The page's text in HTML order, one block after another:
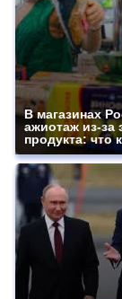
В магазинах
ажиотаж из-за
продукта: что